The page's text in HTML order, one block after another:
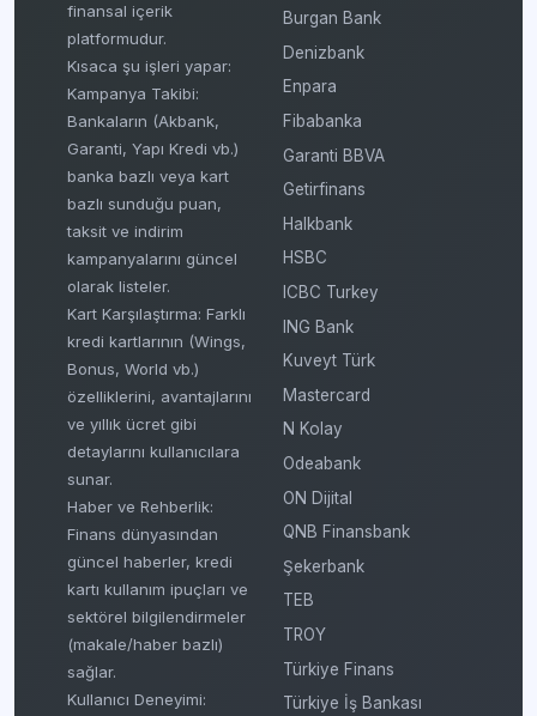
finansal içerik
platformudur.
Kısaca şu işleri yapar:
Kampanya Takibi:
Bankaların (Akbank,
Garanti, Yapı Kredi vb.)
banka bazlı veya kart
bazlı sunduğu puan,
taksit ve indirim
kampanyalarını güncel
olarak listeler.
Kart Karşılaştırma: Farklı
kredi kartlarının (Wings,
Bonus, World vb.)
özelliklerini, avantajlarını
ve yıllık ücret gibi
detaylarını kullanıcılara
sunar.
Haber ve Rehberlik:
Finans dünyasından
güncel haberler, kredi
kartı kullanım ipuçları ve
sektörel bilgilendirmeler
(makale/haber bazlı)
sağlar.
Kullanıcı Deneyimi:
Burgan Bank
Denizbank
Enpara
Fibabanka
Garanti BBVA
Getirfinans
Halkbank
HSBC
ICBC Turkey
ING Bank
Kuveyt Türk
Mastercard
N Kolay
Odeabank
ON Dijital
QNB Finansbank
Şekerbank
TEB
TROY
Türkiye Finans
Türkiye İş Bankası